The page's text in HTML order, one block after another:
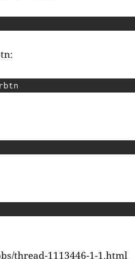
thread-1113446-1-1.html